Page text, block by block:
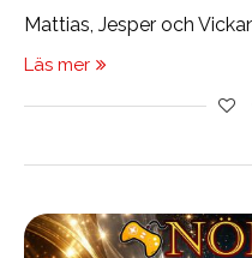
Mattias, Jesper och
Läs mer